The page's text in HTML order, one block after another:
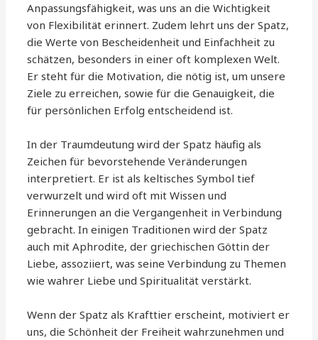
Anpassungsfähigkeit, was uns an die Wichtigkeit
von Flexibilität erinnert. Zudem lehrt uns der Spatz,
die Werte von Bescheidenheit und Einfachheit zu
schätzen, besonders in einer oft komplexen Welt.
Er steht für die Motivation, die nötig ist, um unsere
Ziele zu erreichen, sowie für die Genauigkeit, die
für persönlichen Erfolg entscheidend ist.
In der Traumdeutung wird der Spatz häufig als
Zeichen für bevorstehende Veränderungen
interpretiert. Er ist als keltisches Symbol tief
verwurzelt und wird oft mit Wissen und
Erinnerungen an die Vergangenheit in Verbindung
gebracht. In einigen Traditionen wird der Spatz
auch mit Aphrodite, der griechischen Göttin der
Liebe, assoziiert, was seine Verbindung zu Themen
wie wahrer Liebe und Spiritualität verstärkt.
Wenn der Spatz als Krafttier erscheint, motiviert er
uns, die Schönheit der Freiheit wahrzunehmen und